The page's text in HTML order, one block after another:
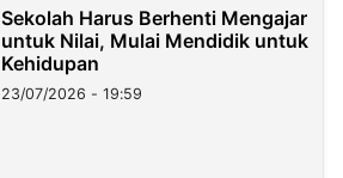
Sekolah Harus Berhenti Mengajar
untuk Nilai, Mulai Mendidik untuk
Kehidupan
23/07/2026 - 19:59